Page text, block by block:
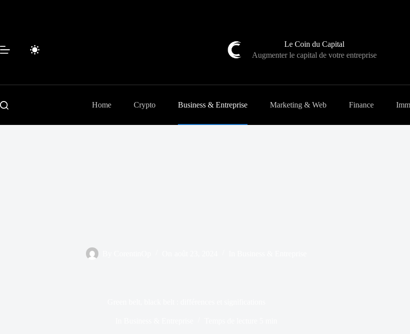
Le Coin du Capital
Augmenter le capital de votre entreprise
Home Crypto Business & Entreprise Marketing & Web Finance